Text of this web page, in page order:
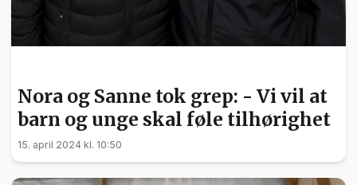
Nora og Sanne tok grep: - Vi vil at
barn og unge skal føle tilhørighet
15. april 2024 kl. 10:50